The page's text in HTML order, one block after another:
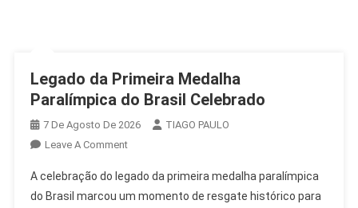
Legado da Primeira Medalha
Paralímpica do Brasil Celebrado
7 De Agosto De 2026
TIAGO PAULO
Leave A CommentOn
Da
Primeira
A celebração do legado da primeira medalha paralímpica
do Brasil marcou um momento de resgate histórico para